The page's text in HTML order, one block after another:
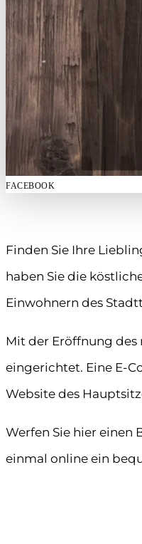
FACEBOOK
Finden Sie Ihre
haben Sie die
Einwohnern des
Mit der Eröffnung
eingerichtet. Eine E-
Website des
Werfen Sie hier einen
einmal online ein